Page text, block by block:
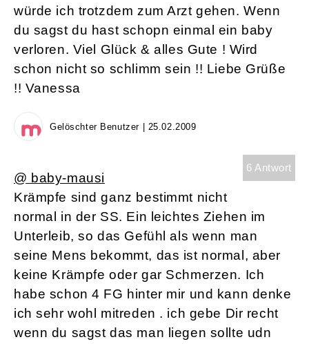
würde ich trotzdem zum Arzt gehen. Wenn
du sagst du hast schopn einmal ein baby
verloren. Viel Glück & alles Gute ! Wird
schon nicht so schlimm sein !! Liebe Grüße
!! Vanessa
Gelöschter Benutzer | 25.02.2009
6 Antwort
@ baby-mausi
Krämpfe sind ganz bestimmt nicht
normal in der SS. Ein leichtes Ziehen im
Unterleib, so das Gefühl als wenn man
seine Mens bekommt, das ist normal, aber
keine Krämpfe oder gar Schmerzen. Ich
habe schon 4 FG hinter mir und kann denke
ich sehr wohl mitreden . ich gebe Dir recht
wenn du sagst das man liegen sollte udn